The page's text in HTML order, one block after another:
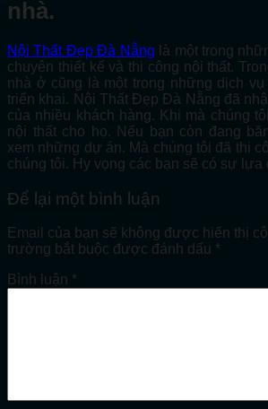
nhà.
Nội Thất Đẹp Đà Nẵng là một trong
chuyên thiết kế và thi công nội thất.
nhà ở cũng là một trong những dịch
triển khai. Nội Thất Đẹp Đà Nẵng đã
của nhiều khách hàng. Khi mà chúng
nội thất cho họ. Nếu bạn còn đang
xem những dự án. Mà chúng tôi đã thi
chúng tôi. Hy vọng các bạn sẽ có sự
Để lại một bình luận
Email của bạn sẽ không được hiển thị
trường bắt buộc được đánh dấu *
Bình luận *